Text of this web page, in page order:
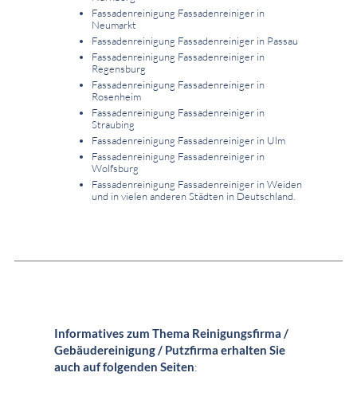
Fassadenreinigung Fassadenreiniger in
Neumarkt
Fassadenreinigung Fassadenreiniger in Passau
Fassadenreinigung Fassadenreiniger in
Regensburg
Fassadenreinigung Fassadenreiniger in
Rosenheim
Fassadenreinigung Fassadenreiniger in
Straubing
Fassadenreinigung Fassadenreiniger in Ulm
Fassadenreinigung Fassadenreiniger in
Wolfsburg
Fassadenreinigung Fassadenreiniger in Weiden
und in vielen anderen Städten in Deutschland.
Informatives zum Thema Reinigungsfirma /
Gebäudereinigung / Putzfirma erhalten Sie
auch auf folgenden Seiten: